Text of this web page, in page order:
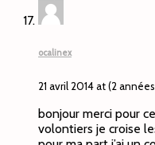
ocalinex
21 avril 2014 at (2
bonjour merci pour
volontiers je croise